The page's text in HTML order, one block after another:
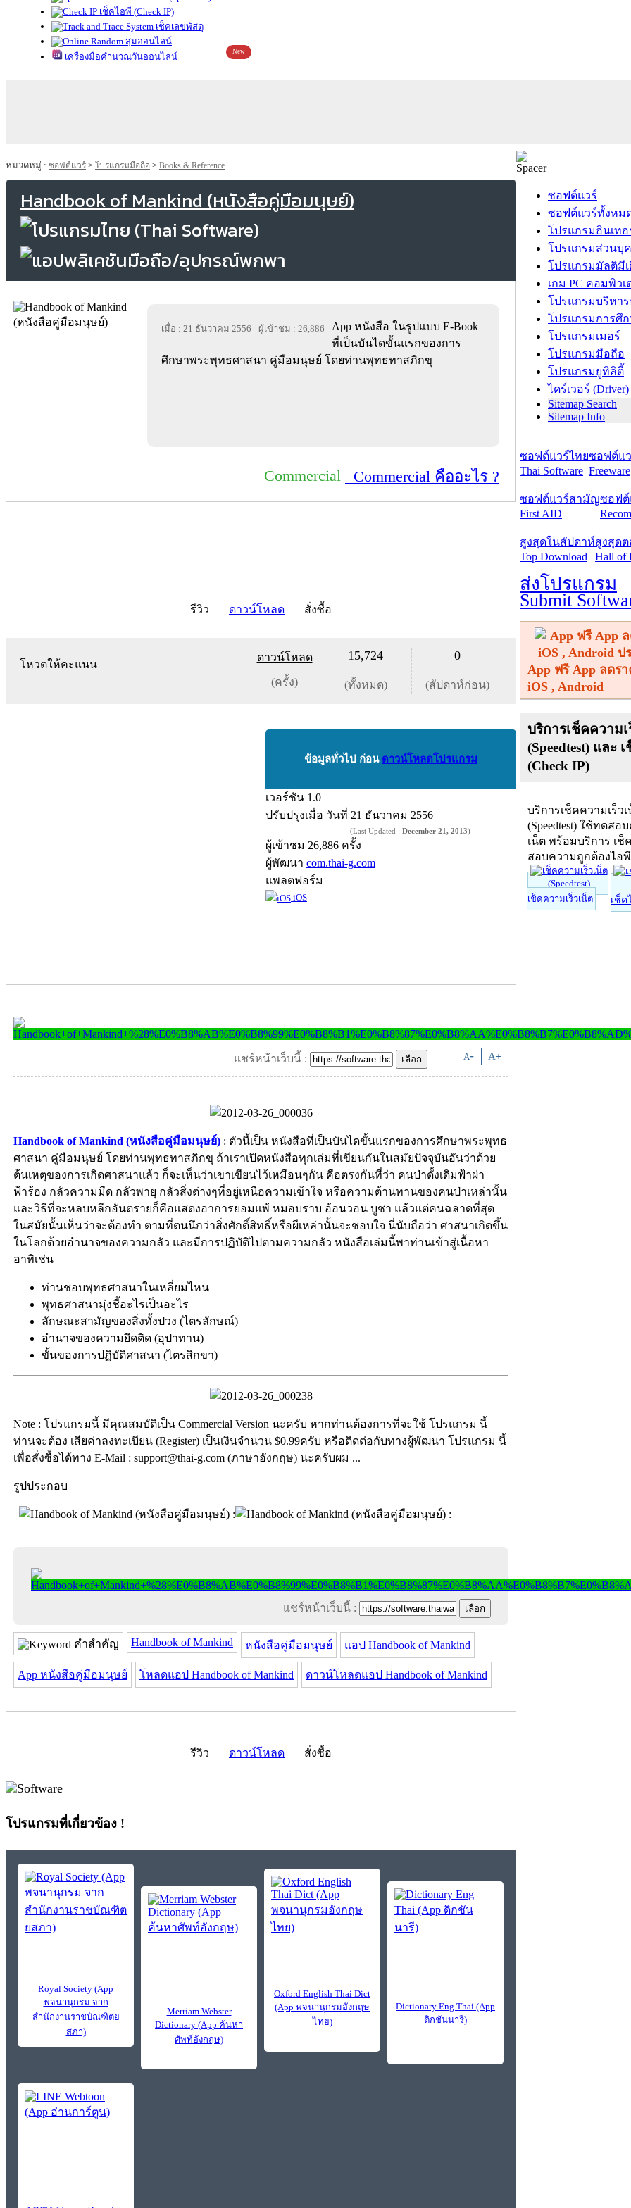
เช็คไอพี (Check IP)
เช็คเลขพัสดุ
สุ่มออนไลน์
เครื่องมือคำนวณวันออนไลน์
New
หมวดหมู่ : ซอฟต์แวร์ > โปรแกรมมือถือ > Books & Reference
Handbook of Mankind (หนังสือคู่มือมนุษย์)
เมื่อ : 21 ธันวาคม 2556 ผู้เข้าชม : 26,886
App หนังสือ ในรูปแบบ E-Book
ที่เป็นบันไดขั้นแรกของการ
ศึกษาพระพุทธศาสนา คู่มือมนุษย์ โดยท่านพุทธทาสภิกขุ
Commercial Commercial คืออะไร ?
รีวิว ดาวน์โหลด สั่งซื้อ
โหวตให้คะแนน
ดาวน์โหลด
(ครั้ง)
15,724
(ทั้งหมด)
0
(สัปดาห์ก่อน)
ข้อมูลทั่วไป ก่อน ดาวน์โหลดโปรแกรม
เวอร์ชัน 1.0
ปรับปรุงเมื่อ วันที่ 21 ธันวาคม 2556
(Last Updated : December 21, 2013)
ผู้เข้าชม 26,886 ครั้ง
ผู้พัฒนา com.thai-g.com
แพลตฟอร์ม
iOS
A- A+
แชร์หน้าเว็บนี้ :
Handbook of Mankind (หนังสือคู่มือมนุษย์) : ตัวนี้เป็น หนังสือที่เป็นบันไดขั้นแรกของการศึกษาพระพุทธ
ศาสนา คู่มือมนุษย์ โดยท่านพุทธทาสภิกขุ ถ้าเราเปิดหนังสือทุกเล่มที่เขียนกันในสมัยปัจจุบันอันว่าด้วย
ต้นเหตุของการเกิดศาสนาแล้ว ก็จะเห็นว่าเขาเขียนไว้เหมือนๆกัน คือตรงกันที่ว่า คนป่าดั้งเดิมฟ้าผ่า
ฟ้าร้อง กลัวความมืด กลัวพายุ กลัวสิ่งต่างๆที่อยู่เหนือความเข้าใจ หรือความต้านทานของคนป่าเหล่านั้น
และวิธีที่จะหลบหลีกอันตรายก็คือแสดงอาการยอมแพ้ หมอบราบ อ้อนวอน บูชา แล้วแต่คนฉลาดที่สุด
ในสมัยนั้นเห็นว่าจะต้องทำ ตามที่ตนนึกว่าสิ่งศักดิ์สิทธิ์หรือผีเหล่านั้นจะชอบใจ นี่นับถือว่า ศาสนาเกิดขึ้น
ในโลกด้วยอำนาจของความกลัว และมีการปฏิบัติไปตามความกลัว หนังสือเล่มนี้พาท่านเข้าสู่เนื้อหา
อาทิเช่น
ท่านชอบพุทธศาสนาในเหลี่ยมไหน
พุทธศาสนามุ่งชี้อะไรเป็นอะไร
ลักษณะสามัญของสิ่งทั้งปวง (ไตรลักษณ์)
อำนาจของความยึดติด (อุปาทาน)
ขั้นของการปฏิบัติศาสนา (ไตรสิกขา)
Note : โปรแกรมนี้ มีคุณสมบัติเป็น Commercial Version นะครับ หากท่านต้องการที่จะใช้ โปรแกรม นี้
ท่านจะต้อง เสียค่าลงทะเบียน (Register) เป็นเงินจำนวน $0.99ครับ หรือติดต่อกับทางผู้พัฒนา โปรแกรม นี้
เพื่อสั่งซื้อได้ทาง E-Mail : support@thai-g.com (ภาษาอังกฤษ) นะครับผม ...
รูปประกอบ
แชร์หน้าเว็บนี้ :
คำสำคัญ Handbook of Mankind หนังสือคู่มือมนุษย์ แอป Handbook of Mankind
App หนังสือคู่มือมนุษย์ โหลดแอป Handbook of Mankind ดาวน์โหลดแอป Handbook of Mankind
รีวิว ดาวน์โหลด สั่งซื้อ
โปรแกรมที่เกี่ยวข้อง !
Royal Society (App
พจนานุกรม จาก
สำนักงานราชบัณฑิตย
สภา)
Merriam Webster
Dictionary (App ค้นหา
ศัพท์อังกฤษ)
Oxford English Thai Dict
(App พจนานุกรมอังกฤษ
ไทย)
Dictionary Eng Thai (App
ดิกชันนารี)
ซอฟต์แวร์
ซอฟต์แวร์ทั้งหม
โปรแกรมอินเทอ
โปรแกรมส่วนบุ
โปรแกรมมัลติมีเ
เกม PC คอมพิวเ
โปรแกรมบริหา
โปรแกรมการศึ
โปรแกรมเมอร์
โปรแกรมมือถือ
โปรแกรมยูทิลิตี้
ไดร์เวอร์ (Driver)
Sitemap Search
Sitemap Info
ซอฟต์แวร์ไทย
Thai Software
ซอฟต์แ
Freeware
ซอฟต์แวร์สามัญ
First AID
ซอฟต์
สูงสุดในสัปดาห์
Top Download
สูงสุด
Hall of
ส่งโปรแกรม
Submit
App ฟรี App ลดร
iOS , Android
บริการเช็คความเ
(Speedtest) และ
(Check IP)
บริการเช็คความเร็ว
(Speedtest) ใช้ทดสอ
เน็ต พร้อมบริการ เช็
สอบความถูกต้องไอ
เช็คความเร็วเน็ต เช็ค